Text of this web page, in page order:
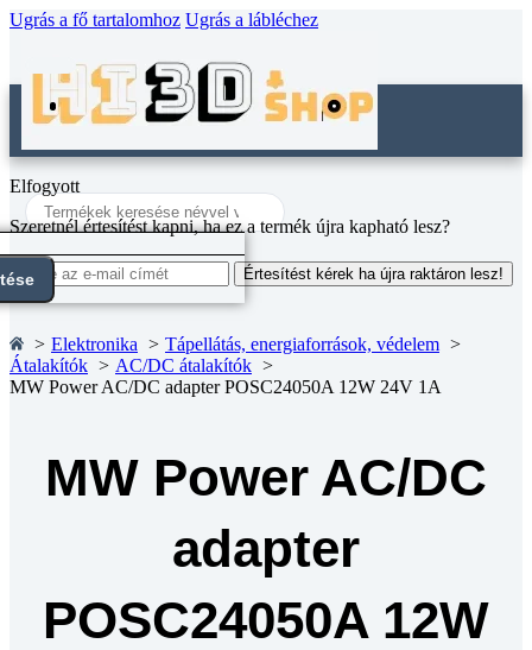
Ugrás a fő tartalomhoz Ugrás a lábléchez
Search
...
Elfogyott
Szeretnél értesítést kapni, ha ez a termék újra kapható lesz?
Értesítést kérek ha újra raktáron lesz!
Elektronika
Tápellátás, energiaforrások, védelem
Átalakítók
AC/DC átalakítók
MW Power AC/DC adapter POSC24050A 12W 24V 1A
MW Power AC/DC
adapter
POSC24050A 12W